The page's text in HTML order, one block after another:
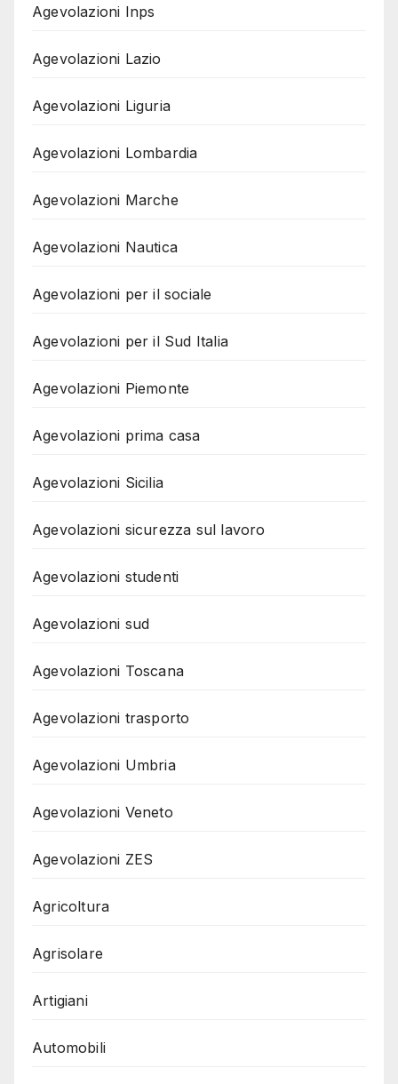
Agevolazioni Inps
Agevolazioni Lazio
Agevolazioni Liguria
Agevolazioni Lombardia
Agevolazioni Marche
Agevolazioni Nautica
Agevolazioni per il sociale
Agevolazioni per il Sud Italia
Agevolazioni Piemonte
Agevolazioni prima casa
Agevolazioni Sicilia
Agevolazioni sicurezza sul lavoro
Agevolazioni studenti
Agevolazioni sud
Agevolazioni Toscana
Agevolazioni trasporto
Agevolazioni Umbria
Agevolazioni Veneto
Agevolazioni ZES
Agricoltura
Agrisolare
Artigiani
Automobili